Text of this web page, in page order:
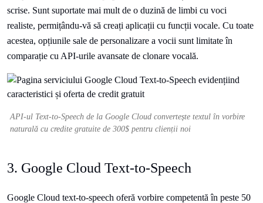
scrise. Sunt suportate mai mult de o duzină de limbi cu voci
realiste, permițându-vă să creați aplicații cu funcții vocale. Cu toate
acestea, opțiunile sale de personalizare a vocii sunt limitate în
comparație cu API-urile avansate de clonare vocală.
API-ul Text-to-Speech de la Google Cloud convertește textul în vorbire
naturală cu credite gratuite de 300$ pentru clienții noi
3. Google Cloud Text-to-Speech
Google Cloud text-to-speech oferă vorbire competentă în peste 50